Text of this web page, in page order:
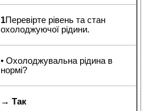
1Перевірте рівень та стан
охолоджуючої рідини.
• Охолоджувальна рідина в
нормі?
→ Так